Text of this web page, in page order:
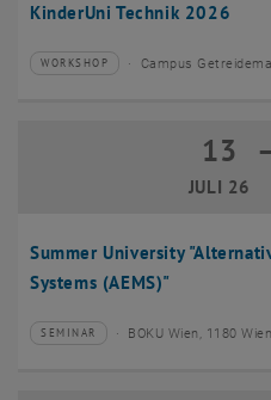
KinderUni Technik 2026
Veranstaltungstyp:
WORKSHOP
Veranstaltungsort:Campus
Summer University
Systems (AEMS)"
13
JULI 26
Veranstaltungstyp:
SEMINAR
Veranstaltungsort:BOKU Wien, 1180 Wien